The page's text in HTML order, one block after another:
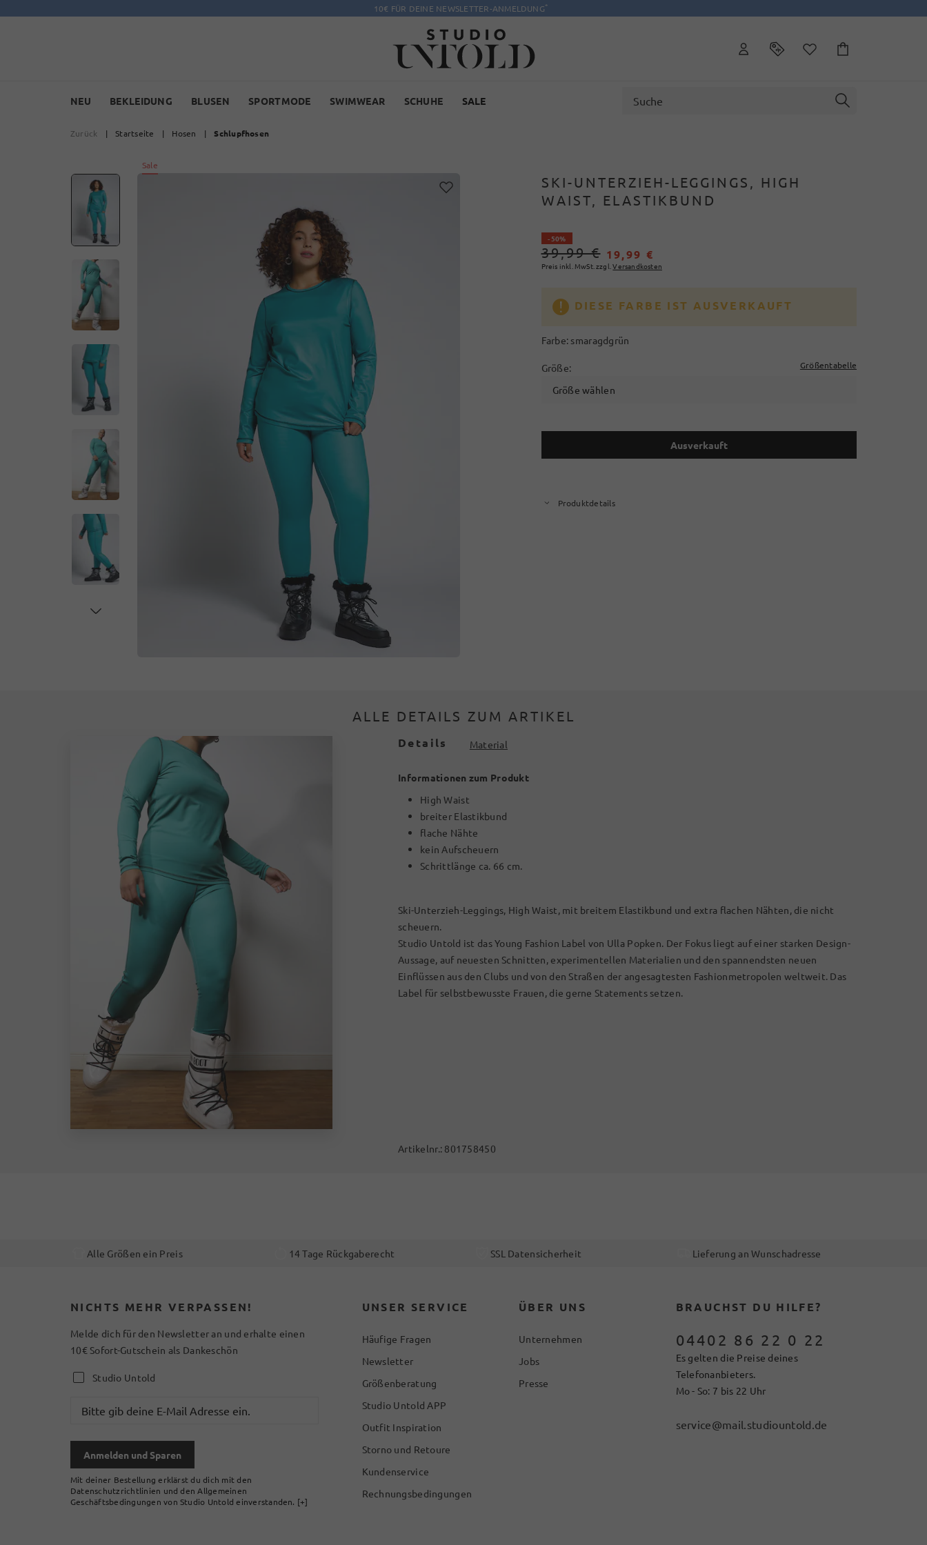
10€ FÜR DEINE NEWSLETTER-ANMELDUNG*
NEU BEKLEIDUNG BLUSEN SPORTMODE SWIMWEAR SCHUHE SALE
Zurück | Startseite | Hosen | Schlupfhosen
Sale
SKI-UNTERZIEH-LEGGINGS, HIGH
WAIST, ELASTIKBUND
- 50%
39,99 € 19,99 €
Preis inkl. MwSt. zzgl.Versandkosten
DIESE FARBE IST AUSVERKAUFT
Farbe: smaragdgrün
Größe: Größentabelle
Größe wählen
Ausverkauft
Produktdetails
ALLE DETAILS ZUM ARTIKEL
Details Material
Informationen zum Produkt
High Waist
breiter Elastikbund
flache Nähte
kein Aufscheuern
Schrittlänge ca. 66 cm.
Ski-Unterzieh-Leggings, High Waist, mit breitem Elastikbund und extra flachen Nähten, die nicht
scheuern.
Studio Untold ist das Young Fashion Label von Ulla Popken. Der Fokus liegt auf einer starken Design-
Aussage, auf neuesten Schnitten, experimentellen Materialien und den spannendsten neuen
Einflüssen aus den Clubs und von den Straßen der angesagtesten Fashionmetropolen weltweit. Das
Label für selbstbewusste Frauen, die gerne Statements setzen.
Artikelnr.: 801758450
Alle Größen ein Preis 14 Tage Rückgaberecht SSL Datensicherheit Lieferung an Wunschadresse
NICHTS MEHR VERPASSEN!
Melde dich für den Newsletter an und erhalte einen
10€ Sofort-Gutschein als Dankeschön
Studio Untold
Anmelden und Sparen
Mit deiner Bestellung erklärst du dich mit den
Datenschutzrichtlinien und den Allgemeinen
Geschäftsbedingungen von Studio Untold einverstanden. [+]
UNSER SERVICE
Häufige Fragen
Newsletter
Größenberatung
Studio Untold APP
Outfit Inspiration
Storno und Retoure
Kundenservice
Rechnungsbedingungen
ÜBER UNS
Unternehmen
Jobs
Presse
BRAUCHST DU HILFE?
04402 86 22 0 22
Es gelten die Preise deines
Telefonanbieters.
Mo - So: 7 bis 22 Uhr
service@mail.studiountold.de